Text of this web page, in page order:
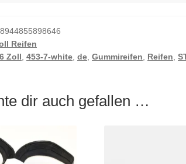
8944855898646
Reifen
Zoll,453-7-white,de,Gummireifen, Reifen,
dir auch gefallen …